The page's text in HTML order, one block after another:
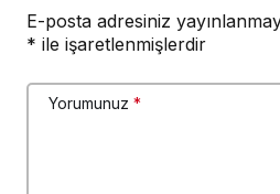
E-posta adresiniz
* ile işaretlenmişlerdir
Yorumunuz *